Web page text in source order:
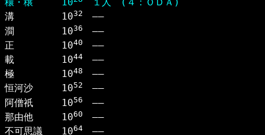
穰・穣　　　10
１人　(４：ＯＤＡ)
溝　　　　　1032
――
澗　　　　　1036
――
正　　　　　1040
――
載　　　　　1044 ――
極　　　　　1048
――
恒河沙　　　1052
――
阿僧祇　　　1056
――
那由他　　　1060
――
不可思議　　1064 ――